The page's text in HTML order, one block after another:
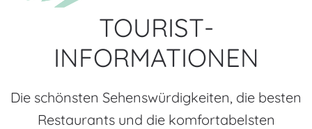
TOURIST-
INFORMATIONEN
Die schönsten Sehenswürdigkeiten, die besten
Restaurants und die komfortabelsten